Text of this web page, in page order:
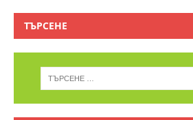
ТЪРСЕНЕ